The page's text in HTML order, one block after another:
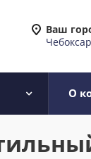
Ваш
О